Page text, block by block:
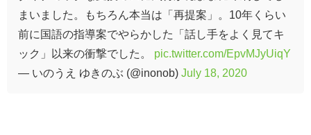
まいました。もちろん本当は「再提案」。10年くらい
前に国語の指導案でやらかした「話し手をよく見てキ
ック」以来の衝撃でした。 pic.twitter.com/EpvMJyUiqY
— いのうえ ゆきのぶ (@inonob) July 18, 2020